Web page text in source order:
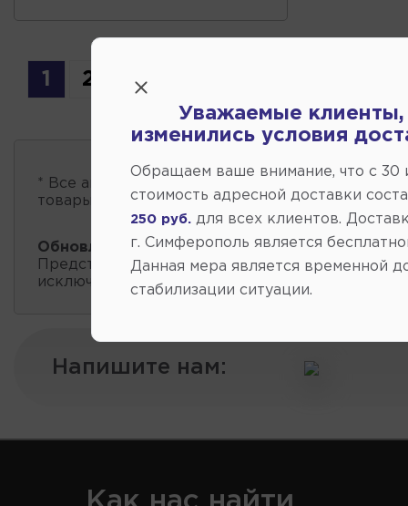
1 2 3
* Все автозапчасти
товары проходит несколько раз в сутки.
Обновление остатков и цен: 10:01 2026-08-08
Представленные данные о запчастях на этой
исключительно информационный характер.
Напишите нам:
Уважаемые клиенты,
изменились условия
Обращаем ваше внимание, что c 30
стоимость адресной доставки
250 руб.
для всех клиентов.
г. Симферополь является
Данная мера является временной
стабилизации ситуации.